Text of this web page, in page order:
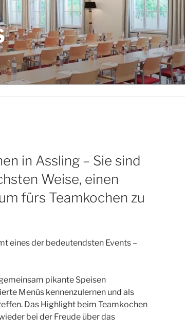
in Assling – Sie sind
Weise, einen
fürs Teamkochen zu
eines der bedeutendsten Events –
pikante Speisen
Menüs kennenzulernen und als
Das Highlight beim Teamkochen
bei der Freude über das